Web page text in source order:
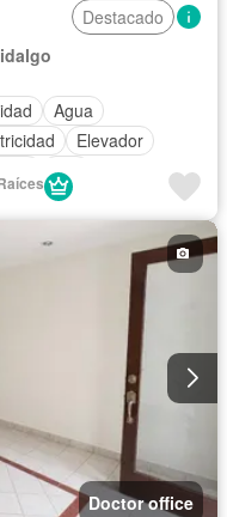
Destacado
Agua
Elevador
Wifi
Doctor office